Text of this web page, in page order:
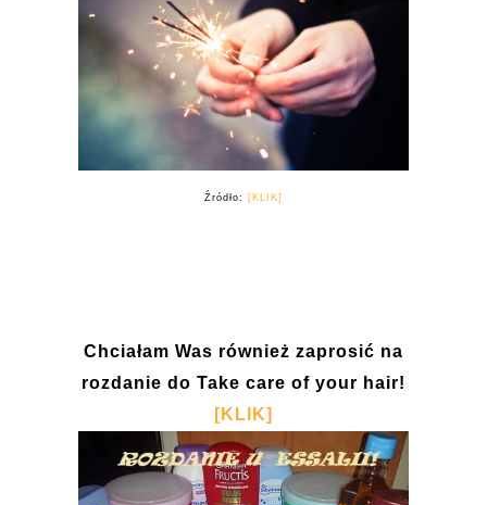
Źródło: [KLIK]
Chciałam Was również zaprosić na
rozdanie do Take care of your hair!
[KLIK]